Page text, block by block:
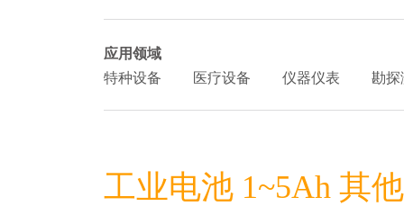
应用领域
特种设备
医疗设备 仪器仪表 勘探
工业电池 1~5Ah 其他